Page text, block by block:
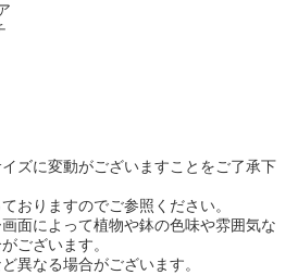
ズに変動がございますことをご了承下
おりますのでご参照ください。
面によって植物や鉢の色味や雰囲気な
ございます。
異なる場合がございます。